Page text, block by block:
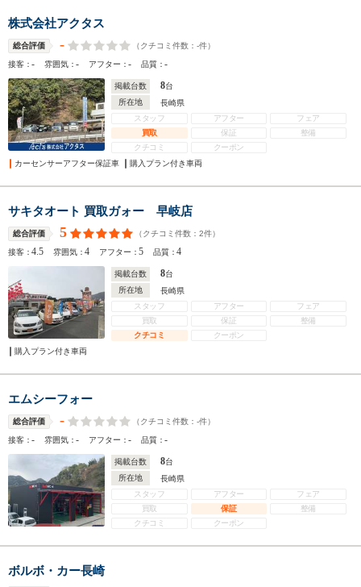
株式会社アクタス
総合評価 - （クチコミ件数： -件）
接客：- 雰囲気：- アフター：- 品質：-
掲載台数 8台
所在地
長崎県
スタッフ
アフター
フェア
買取
保証
整備
クチコミ
クーポン
カーセンサーアフター保証車
購入プラン付き車両
サキタオート 買取ガォー 早岐店
総合評価 5 （クチコミ件数： 2件）
接客：4.5 雰囲気：4 アフター：5 品質：4
掲載台数 8台
所在地
長崎県
スタッフ
アフター
フェア
買取
保証
整備
クチコミ
クーポン
購入プラン付き車両
エムシーフォー
総合評価 - （クチコミ件数： -件）
接客：- 雰囲気：- アフター：- 品質：-
掲載台数 8台
所在地
長崎県
スタッフ
アフター
フェア
買取
保証
整備
クチコミ
クーポン
ボルボ・カー長崎